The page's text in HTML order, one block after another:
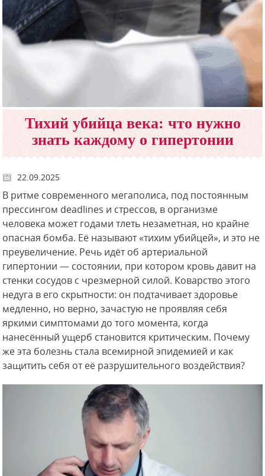
Тихий убийца века: что нужно
знать каждому о гипертонии
22.09.2025
В ритме современного мегаполиса, под постоянным
прессингом deadlines и стрессов, в организме
человека может годами тлеть незаметная, но крайне
опасная бомба. Её называют «тихим убийцей», и это не
преувеличение. Речь идёт об артериальной
гипертонии — состоянии, при котором кровь давит на
стенки сосудов с чрезмерной силой. Коварство этого
недуга в его скрытности: он подтачивает здоровье
медленно, но верно, зачастую не проявляя себя
яркими симптомами до того момента, когда
нанесённый ущерб становится критическим. Почему
же эта болезнь стала всемирной эпидемией и как
защитить себя от её разрушительного воздействия?